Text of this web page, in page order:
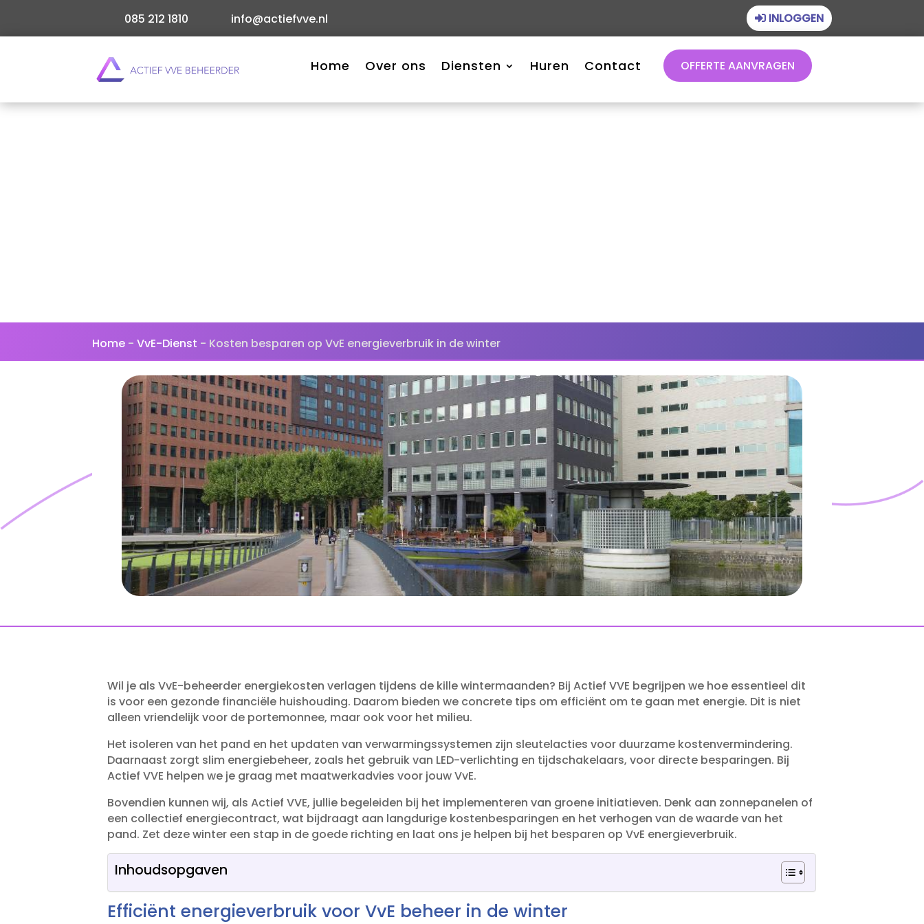
085 212 1810 info@actiefvve.nl INLOGGEN
Home Over ons Diensten Huren Contact OFFERTE AANVRAGEN
Home -VvE-Dienst - Kosten besparen op VvE energieverbruik in de winter
Wil je als VvE-beheerder energiekosten verlagen tijdens de kille wintermaanden? Bij Actief VVE begrijpen we hoe essentieel dit
is voor een gezonde financiële huishouding.​ Daarom bieden we concrete tips om efficiënt om te gaan met energie.​ Dit is niet
alleen vriendelijk voor de portemonnee, maar ook voor het milieu.​
Het isoleren van het pand en het updaten van verwarmingssystemen zijn sleutelacties voor duurzame kostenvermindering.​
Daarnaast zorgt slim energiebeheer, zoals het gebruik van LED-verlichting en tijdschakelaars, voor directe besparingen.​ Bij
Actief VVE helpen we je graag met maatwerkadvies voor jouw VvE.​
Bovendien kunnen wij, als Actief VVE, jullie begeleiden bij het implementeren van groene initiatieven.​ Denk aan zonnepanelen of
een collectief energiecontract, wat bijdraagt aan langdurige kostenbesparingen en het verhogen van de waarde van het
pand.​ Zet deze winter een stap in de goede richting en laat ons je helpen bij het besparen op VvE energieverbruik.​
Inhoudsopgaven
Efficiënt energieverbruik voor VvE beheer in de winter